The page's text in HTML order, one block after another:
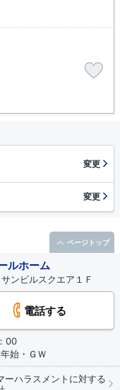
変更
変更
ルホーム
ンビルスクエア１Ｆ
電話する
00
始・ＧＷ
ーハラスメントに対する
ページトップ